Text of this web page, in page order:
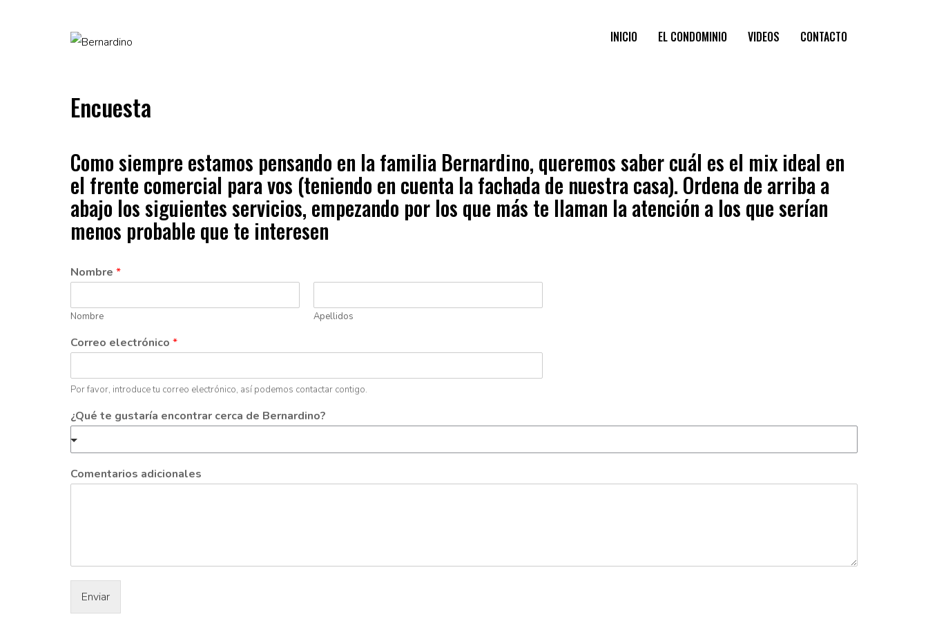
INICIO EL CONDOMINIO VIDEOS CONTACTO
Encuesta
Como siempre estamos pensando en la familia Bernardino, queremos saber cuál es el mix ideal en
el frente comercial para vos (teniendo en cuenta la fachada de nuestra casa). Ordena de arriba a
abajo los siguientes servicios, empezando por los que más te llaman la atención a los que serían
menos probable que te interesen
Nombre *
Nombre Apellidos
Correo electrónico *
Por favor, introduce tu correo electrónico, así podemos contactar contigo.
¿Qué te gustaría encontrar cerca de Bernardino?
Comentarios adicionales
Enviar